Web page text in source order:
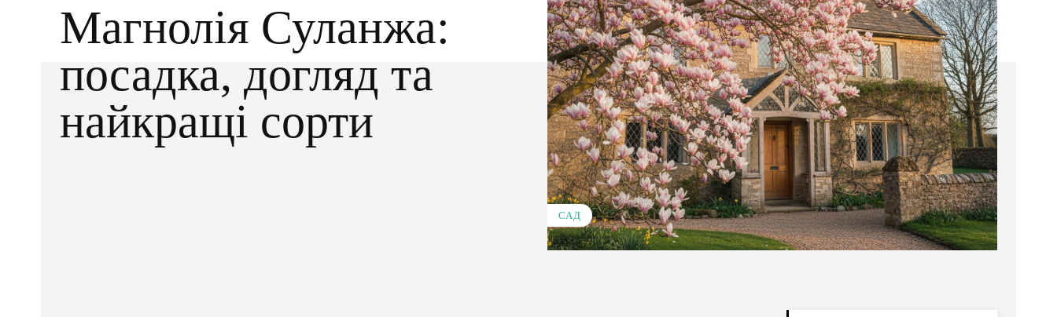
Магнолія Суланжа:
посадка, догляд та
найкращі сорти
САД